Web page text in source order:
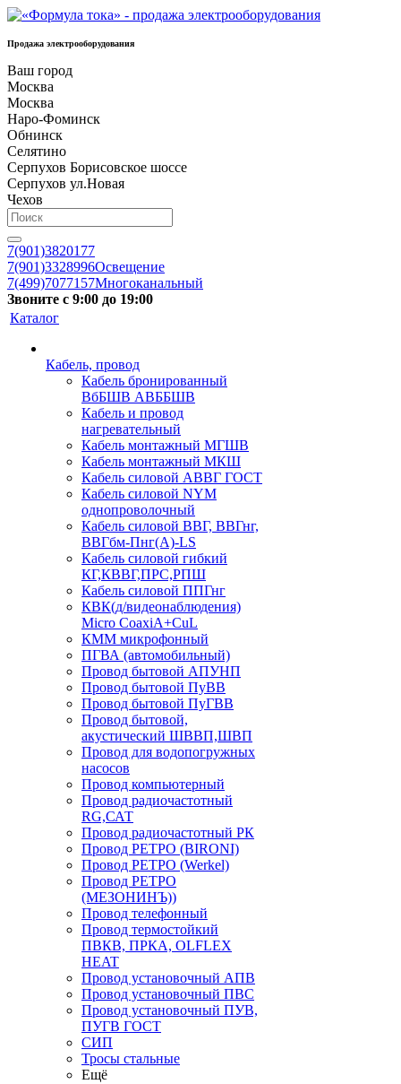
Продажа электрооборудования
Ваш город
Москва
Москва
Наро-Фоминск
Обнинск
Селятино
Серпухов Борисовское шоссе
Серпухов ул.Новая
Чехов
7(901)3820177
7(901)3328996Освещение
7(499)7077157Многоканальный
Звоните с 9:00 до 19:00
Каталог
Кабель, провод
Кабель бронированный
ВбБШВ АВББШВ
Кабель и провод
нагревательный
Кабель монтажный МГШВ
Кабель монтажный МКШ
Кабель силовой АВВГ ГОСТ
Кабель силовой NYM
однопроволочный
Кабель силовой ВВГ, ВВГнг,
ВВГбм-Пнг(А)-LS
Кабель силовой гибкий
КГ,КВВГ,ПРС,РПШ
Кабель силовой ППГнг
КВК(д/видеонаблюдения)
Micro CoaxiA+CuL
КММ микрофонный
ПГВА (автомобильный)
Провод бытовой АПУНП
Провод бытовой ПуВВ
Провод бытовой ПуГВВ
Провод бытовой,
акустический ШВВП,ШВП
Провод для водопогружных
насосов
Провод компьютерный
Провод радиочастотный
RG,САТ
Провод радиочастотный РК
Провод РЕТРО (BIRONI)
Провод РЕТРО (Werkel)
Провод РЕТРО
(МЕЗОНИНЪ))
Провод телефонный
Провод термостойкий
ПВКВ, ПРКА, OLFLEX
HEAT
Провод установочный АПВ
Провод установочный ПВС
Провод установочный ПУВ,
ПУГВ ГОСТ
СИП
Тросы стальные
Ещё